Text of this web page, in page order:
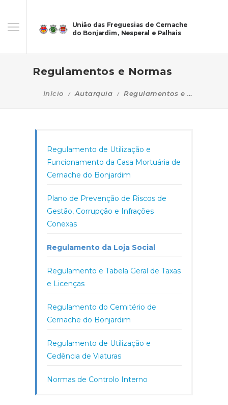
União das Freguesias de Cernache
do Bonjardim, Nesperal e Palhais
Regulamentos e Normas
Início Autarquia Regulamentos e Normas
Regulamento de Utilização e
Funcionamento da Casa Mortuária de
Cernache do Bonjardim
Plano de Prevenção de Riscos de
Gestão, Corrupção e Infrações
Conexas
Regulamento da Loja Social
Regulamento e Tabela Geral de Taxas
e Licenças
Regulamento do Cemitério de
Cernache do Bonjardim
Regulamento de Utilização e
Cedência de Viaturas
Normas de Controlo Interno